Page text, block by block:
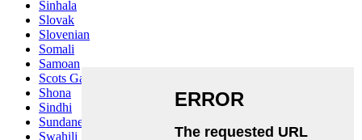
Sinhala
Slovak
Slovenian
Somali
Samoan
Scots Gaelic
Shona
Sindhi
Sundanese
Swahili